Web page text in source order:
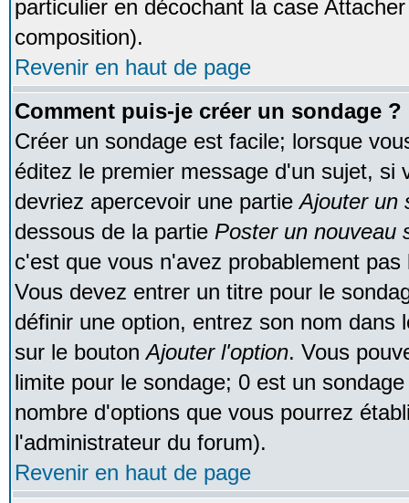
particulier en décochant la case
composition).
Revenir en haut de page
Comment puis-je créer un sondage ?
Créer un sondage est facile; lorsque
éditez le premier message d'un sujet, si
devriez apercevoir une partieAjouter un
dessous de la partie Poster un nouveau
c'est que vous n'avez probablement
Vous devez entrer un titre pour le
définir une option, entrez son nom dans
sur le boutonAjouter l'option. Vous
limite pour le sondage; 0 est un
nombre d'options que vous pourrez
l'administrateur du forum).
Revenir en haut de page